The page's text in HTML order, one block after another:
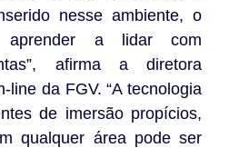
nesse ambiente, o
aprender a lidar com
afirma a diretora
line da FGV. “A tecnologia
de imersão propícios,
qualquer área pode ser